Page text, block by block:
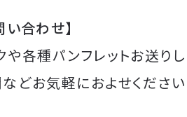
い合わせ】
や各種パンフレットお送りし
どお気軽におよせください